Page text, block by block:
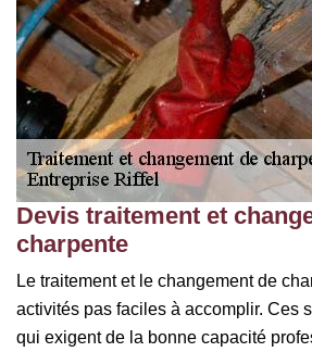
Devis traitement et
charpente
Le traitement et le changement de
activités pas faciles à accomplir. Ces
qui exigent de la bonne capacité